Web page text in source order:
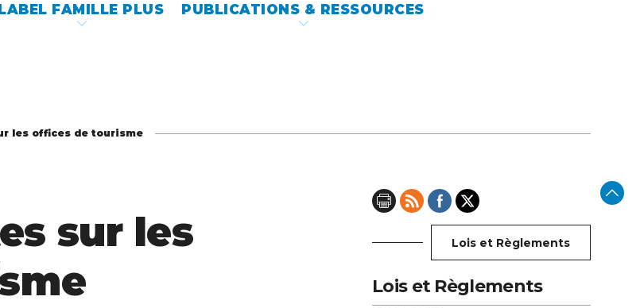
LABEL FAMILLE PLUS PUBLICATIONS & RESSOURCES
les offices de tourisme
sur les
Lois et Règlements
Lois et Règlements